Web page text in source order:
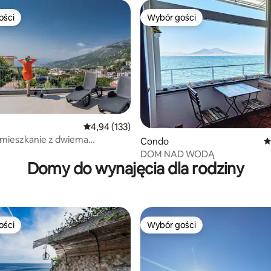
liczba recenzji: 123
Średnia ocena: 4,94 na 5, liczba recenzji: 133
4,94 (133)
z dwiema
Wybór gości
Wybór gości
Condo
DOM NAD WODĄ
Domy do wynajęcia dla rodziny
Wybór gości
Wybór gości